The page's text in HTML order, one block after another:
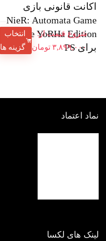
اکانت قانونی بازی
NieR: Automata Game
of the YoRHa Edition
برای PS
شروع قیمت از:
۳,۸۹۹,۰۰۰ تومان
انتخاب
گزینه ها
نماد اعتماد
لینک های لکسا